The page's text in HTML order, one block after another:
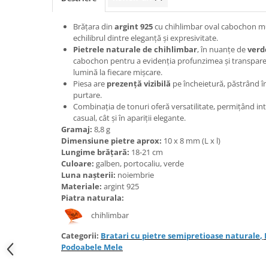
Bijuterii onix
Bijuterii peridot
Bijuterii piatra lunii
Bijuterii piatra soarelui
Bijuterii rodocrozit
Bijuterii rubin
Bijuterii sidef si abalone
Bijuterii smarald
Bijuterii sodalit
Bijuterii spinel
Bijuterii tanzanit
Brățara din argint 925cu chihlimbar oval cabochon
echilibrul dintre eleganță și expresivitate.
Pietrele naturale de chihlimbar, în nuanțe de
cabochon pentru a evidenția profunzimea și
lumină la fiecare mișcare.
Piesa are prezență vizibilă pe încheietură, păstrând
purtare.
Combinația de tonuri oferă versatilitate, permițând
casual, cât și în apariții elegante.
Gramaj: 8,8g
Dimensiune pietre aprox: 10 x 8 mm (L x l)
Lungime brățară: 18-21 cm
Culoare: galben, portocaliu, verde
Luna nașterii: noiembrie
Materiale: argint 925
Piatra naturala:
chihlimbar
Categorii: Bratari cu pietre semipretioase naturale,
Podoabele Mele